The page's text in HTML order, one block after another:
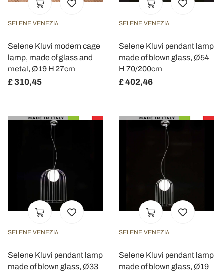
SELENE VENEZIA
Selene Kluvì modern cage
lamp, made of glass and
metal, Ø19 H 27cm
£ 310,45
SELENE VENEZIA
Selene Kluvi pendant lamp
made of blown glass, Ø54
H 70/200cm
£ 402,46
SELENE VENEZIA
Selene Kluvi pendant lamp
made of blown glass, Ø33
SELENE VENEZIA
Selene Kluvi pendant lamp
made of blown glass, Ø19